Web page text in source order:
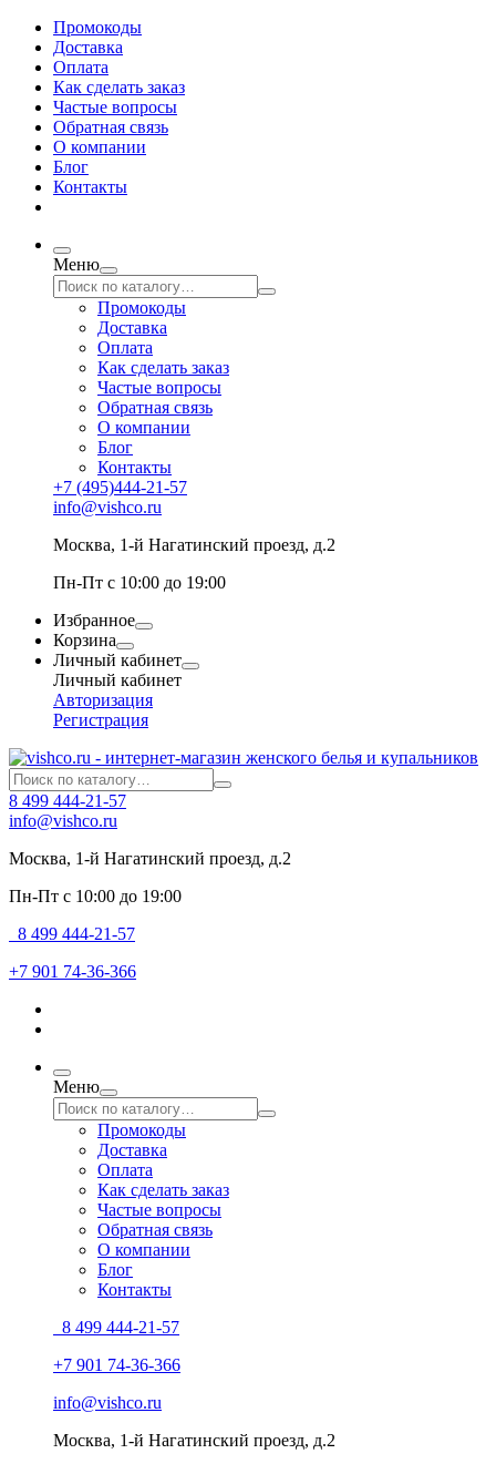
Промокоды
Доставка
Оплата
Как сделать заказ
Частые вопросы
Обратная связь
О компании
Блог
Контакты
Меню
Промокоды
Доставка
Оплата
Как сделать заказ
Частые вопросы
Обратная связь
О компании
Блог
Контакты
+7 (495)444-21-57
info@vishco.ru
Москва, 1-й Нагатинский проезд, д.2
Пн-Пт с 10:00 до 19:00
Избранное
Корзина
Личный кабинет
Личный кабинет
Авторизация
Регистрация
8 499 444-21-57
info@vishco.ru
Москва, 1-й Нагатинский проезд, д.2
Пн-Пт с 10:00 до 19:00
8 499 444-21-57
+7 901 74-36-366
Меню
Промокоды
Доставка
Оплата
Как сделать заказ
Частые вопросы
Обратная связь
О компании
Блог
Контакты
8 499 444-21-57
+7 901 74-36-366
info@vishco.ru
Москва, 1-й Нагатинский проезд, д.2